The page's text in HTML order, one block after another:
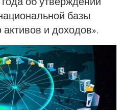
базы
и доходов».